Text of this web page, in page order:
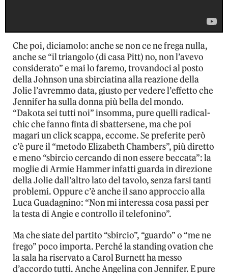
Che poi, diciamolo: anche se non ce ne frega nulla,
anche se “il triangolo (di casa Pitt) no, non l’avevo
considerato” e mai lo faremo, trovandoci al posto
della Johnson una sbirciatina alla reazione della
Jolie l’avremmo data, giusto per vedere l’effetto che
Jennifer ha sulla donna più bella del mondo.
“Dakota sei tutti noi” insomma, pure quelli radical-
chic che fanno finta di sbattersene, ma che poi
magari un click scappa, eccome. Se preferite però
c’è pure il “metodo Elizabeth Chambers”, più diretto
e meno “sbircio cercando di non essere beccata”: la
moglie di Armie Hammer infatti guarda in direzione
della Jolie dall’altro lato del tavolo, senza farsi tanti
problemi. Oppure c’è anche il sano approccio alla
Luca Guadagnino: “Non mi interessa cosa passi per
la testa di Angie e controllo il telefonino”.
Ma che siate del partito “sbircio”, “guardo” o “me ne
frego” poco importa. Perché la standing ovation che
la sala ha riservato a Carol Burnett ha messo
d’accordo tutti. Anche Angelina con Jennifer. E pure